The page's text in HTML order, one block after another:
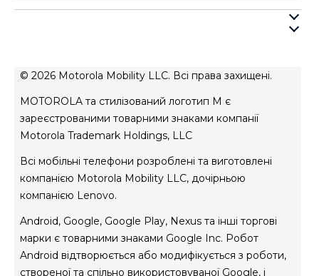
cерія motorola razr
умови продажу
© 2026 Motorola Mobility LLC. Всі права захищені.
MOTOROLA та стилізований логотип M є
зареєстрованими товарними знаками компанії
Motorola Trademark Holdings, LLC
Всі мобільні телефони розроблені та виготовлені
компанією Motorola Mobility LLC, дочірньою
компанією Lenovo.
Android, Google, Google Play, Nexus та інші торгові
марки є товарними знаками Google Inc. Робот
Android відтворюється або модифікується з роботи,
створеної та спільно використовуваної Google, і